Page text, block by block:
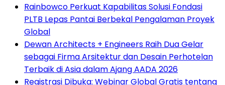
Rainbowco Perkuat Kapabilitas Solusi Fondasi
PLTB Lepas Pantai Berbekal Pengalaman Proyek
Global
Dewan Architects + Engineers Raih Dua Gelar
sebagai Firma Arsitektur dan Desain Perhotelan
Terbaik di Asia dalam Ajang AADA 2026
Registrasi Dibuka: Webinar Global Gratis tentang